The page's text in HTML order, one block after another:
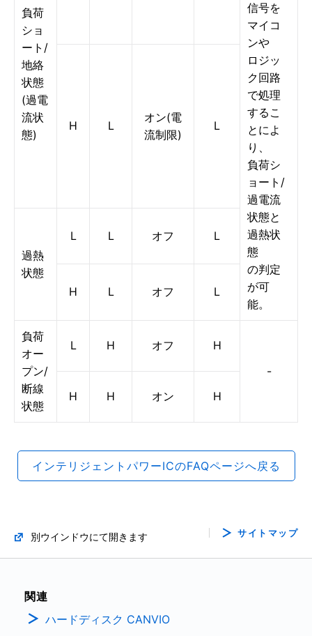
負荷
ショ
ート/
地絡
状態
(過電
流状
態)
信号を
マイコ
ンや
ロジッ
ク回路
で処理
するこ
とによ
り、
負荷シ
ョート/
過電流
状態と
過熱状
態
の判定
が可
能。
H L
オン(電
流制限)
L
過熱
状態
L L オフ L
H L オフ L
負荷
オー
プン/
断線
状態
L H オフ
H
-
H
H オン H
インテリジェントパワーICのFAQページへ戻る
別ウインドウにて開きます サイトマップ
関連
ハードディスク CANVIO